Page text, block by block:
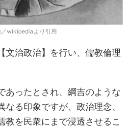
wikipediaより引用
文治政治】を行い、儒教倫理
あったとされ、綱吉のような
なる印象ですが、政治理念、
教を民衆にまで浸透させるこ